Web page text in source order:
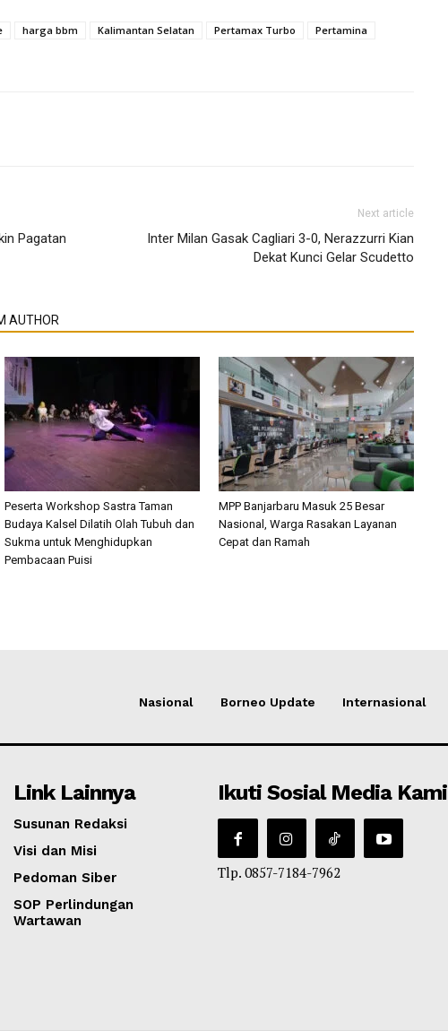
harga bbm Kalimantan Selatan Pertamax Turbo
Pertamina
Pagatan
Next article
Inter Milan Gasak Cagliari 3-0, Nerazzurri Kian
Dekat Kunci Gelar Scudetto
AUTHOR
Peserta Workshop Sastra Taman
Budaya Kalsel Dilatih Olah Tubuh dan
Sukma untuk Menghidupkan
Pembacaan Puisi
MPP Banjarbaru Masuk 25 Besar
Nasional, Warga Rasakan Layanan
Cepat dan Ramah
Nasional Borneo Update Internasional
Link Lainnya
Susunan Redaksi
Visi dan Misi
Pedoman Siber
SOP Perlindungan
Wartawan
Ikuti Sosial Media Kami
Tlp. 0857-7184-7962